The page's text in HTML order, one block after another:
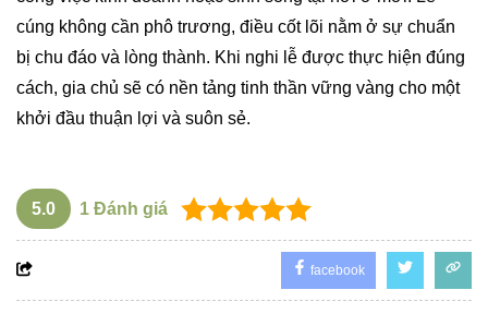
cúng không cần phô trương, điều cốt lõi nằm ở sự chuẩn
bị chu đáo và lòng thành. Khi nghi lễ được thực hiện đúng
cách, gia chủ sẽ có nền tảng tinh thần vững vàng cho một
khởi đầu thuận lợi và suôn sẻ.
5.0 1 Đánh giá
facebook